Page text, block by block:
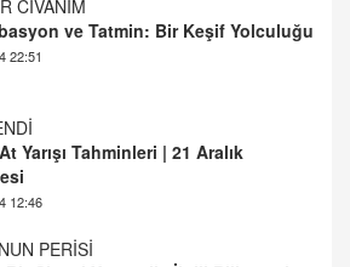
22:51
12:46
PERİSİ